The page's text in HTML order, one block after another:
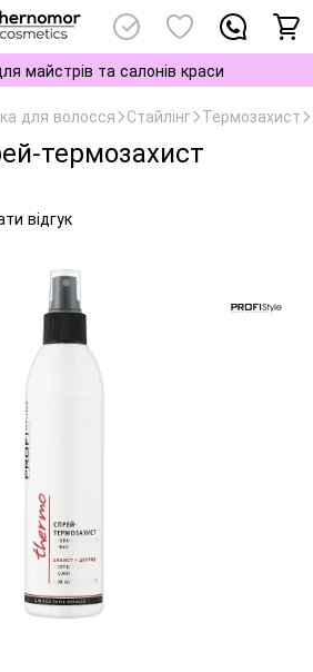
майстрів та салонів краси
для волосся Стайлінг Термозахист
термозахист
відгук